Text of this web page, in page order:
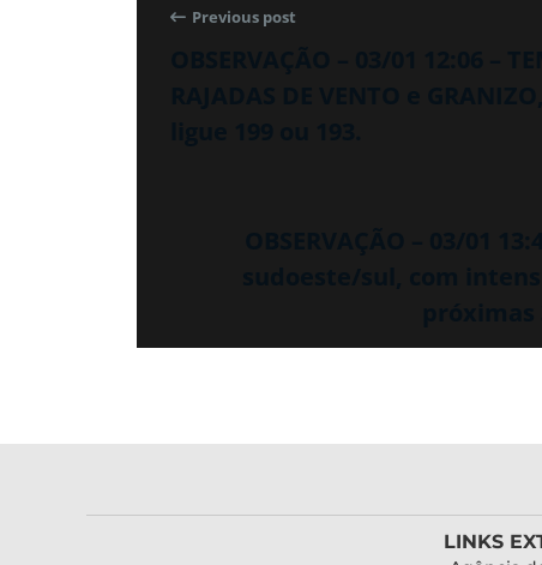
Previous post
LINKS